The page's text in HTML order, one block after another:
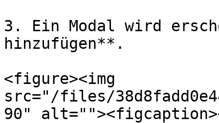
3. Ein Modal wird
hinzufügen**.
<figure><img
src="/files/
90"